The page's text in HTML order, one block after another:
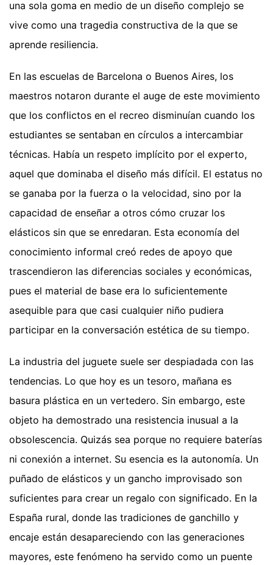
una sola goma en medio de un diseño complejo se
vive como una tragedia constructiva de la que se
aprende resiliencia.
En las escuelas de Barcelona o Buenos Aires, los
maestros notaron durante el auge de este movimiento
que los conflictos en el recreo disminuían cuando los
estudiantes se sentaban en círculos a intercambiar
técnicas. Había un respeto implícito por el experto,
aquel que dominaba el diseño más difícil. El estatus no
se ganaba por la fuerza o la velocidad, sino por la
capacidad de enseñar a otros cómo cruzar los
elásticos sin que se enredaran. Esta economía del
conocimiento informal creó redes de apoyo que
trascendieron las diferencias sociales y económicas,
pues el material de base era lo suficientemente
asequible para que casi cualquier niño pudiera
participar en la conversación estética de su tiempo.
La industria del juguete suele ser despiadada con las
tendencias. Lo que hoy es un tesoro, mañana es
basura plástica en un vertedero. Sin embargo, este
objeto ha demostrado una resistencia inusual a la
obsolescencia. Quizás sea porque no requiere baterías
ni conexión a internet. Su esencia es la autonomía. Un
puñado de elásticos y un gancho improvisado son
suficientes para crear un regalo con significado. En la
España rural, donde las tradiciones de ganchillo y
encaje están desapareciendo con las generaciones
mayores, este fenómeno ha servido como un puente